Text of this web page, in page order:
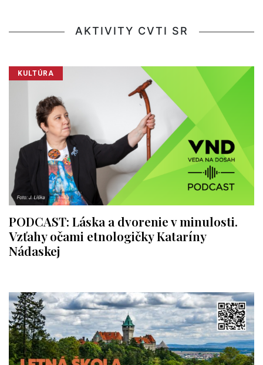
AKTIVITY CVTI SR
KULTÚRA
PODCAST: Láska a dvorenie v minulosti.
Vzťahy očami etnologičky Kataríny
Nádaskej